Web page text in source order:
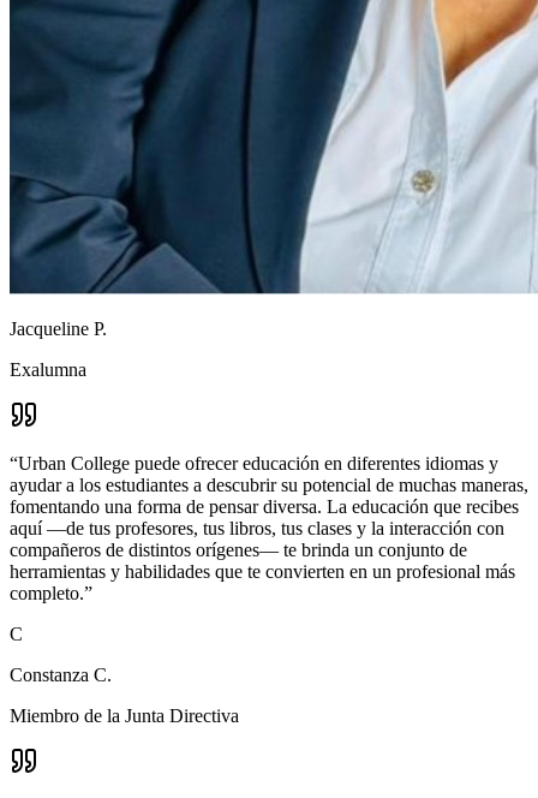
Jacqueline P.
Exalumna
“Urban College puede ofrecer educación en diferentes idiomas y
ayudar a los estudiantes a descubrir su potencial de muchas maneras,
fomentando una forma de pensar diversa. La educación que recibes
aquí —de tus profesores, tus libros, tus clases y la interacción con
compañeros de distintos orígenes— te brinda un conjunto de
herramientas y habilidades que te convierten en un profesional más
completo.”
C
Constanza C.
Miembro de la Junta Directiva